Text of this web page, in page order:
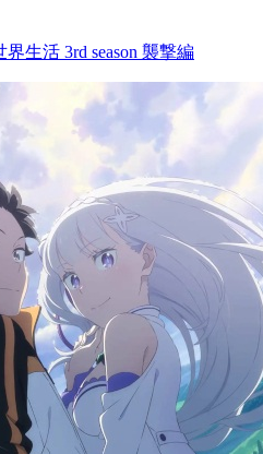
生活 3rd season 襲撃編